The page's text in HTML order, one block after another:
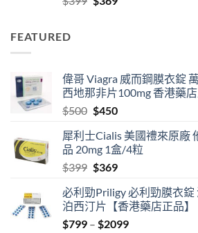
FEATURED
偉哥 Viagra 威而鋼膜衣錠
西地那非片100mg 香港藥
$500 Original
was:
$500.
$450Current
is:
$450.
犀利士Cialis 美國禮來原廠
品 20mg 1盒/4粒
$399 Original
was:
$399.
$369Current
is:
$369.
必利勁Priligy 必利勁膜衣錠
泊西汀片【香港藥店正品】
$799 – $2099Price